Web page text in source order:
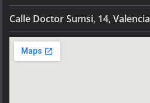
Calle Doctor Sumsi, 14, Valencia